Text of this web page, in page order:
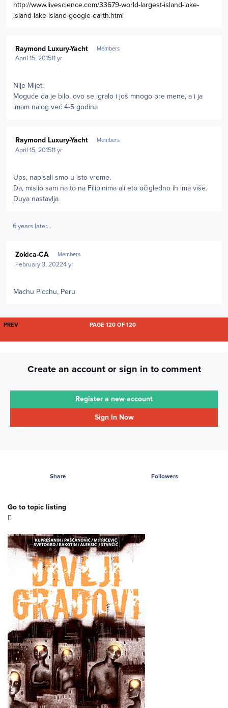
http://www.livescience.com/33679-world-largest-island-lake-
island-lake-island-google-earth.html
Raymond Luxury-Yacht Members
April 15, 201511 yr
Nije Mljet.
Moguće da je bilo, ovo se igralo i još mnogo pre mene, a i ja
imam nalog već 4-5 godina
Raymond Luxury-Yacht Members
April 15, 201511 yr
Ups, napisali smo u isto vreme.
Da, mislio sam na to na Filipinima ali eto očigledno ih ima više.
Duya nastavlja
6 years later...
Zokica-CA Members
February 3, 20224 yr
Machu Picchu, Peru
FIRST PAGE
PREV PAGE 120 OF 120
Create an account or sign in to comment
Register a new account
Sign In Now
Share Followers
Go to topic listing